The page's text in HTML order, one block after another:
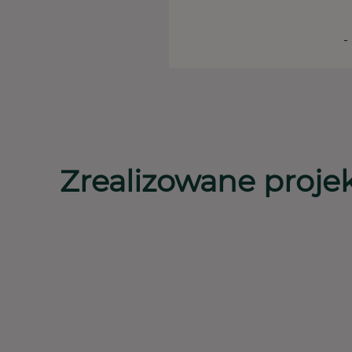
-
Zrealizowane